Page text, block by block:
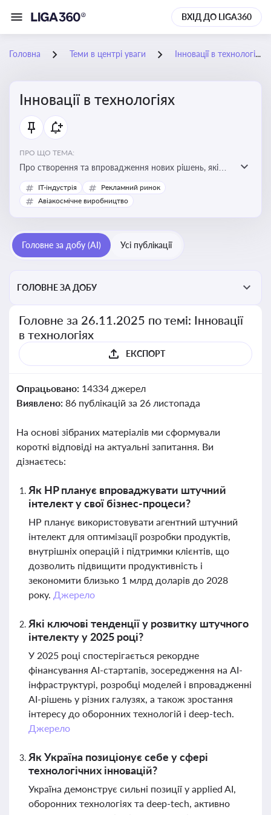
ВХІД ДО LIGA360
Головна Теми в центрі уваги Інновації в технологіях
Інновації в технологіях
ПРО ЩО ТЕМА:
Про створення та впровадження нових рішень, які
покращують ефективність, функціональність або
можливості технологічних продуктів і процесів.
IT-індустрія
Рекламний ринок
Авіакосмічне виробництво
Головне за добу (AI) Усі публікації
ГОЛОВНЕ ЗА ДОБУ
Головне за 26.11.2025 по темі: Інновації
в технологіях
ЕКСПОРТ
Опрацьовано: 14334 джерел
Виявлено: 86 публікацій за 26 листопада
На основі зібраних матеріалів ми сформували
короткі відповіді на актуальні запитання. Ви
дізнаєтесь:
Як HP планує впроваджувати штучний
інтелект у свої бізнес-процеси?
HP планує використовувати агентний штучний
інтелект для оптимізації розробки продуктів,
внутрішніх операцій і підтримки клієнтів, що
дозволить підвищити продуктивність і
зекономити близько 1 млрд доларів до 2028
року. Джерело
Які ключові тенденції у розвитку штучного
інтелекту у 2025 році?
У 2025 році спостерігається рекордне
фінансування AI-стартапів, зосередження на AI-
інфраструктурі, розробці моделей і впровадженні
AI-рішень у різних галузях, а також зростання
інтересу до оборонних технологій і deep-tech.
Джерело
Як Україна позиціонує себе у сфері
технологічних інновацій?
Україна демонструє сильні позиції у applied AI,
оборонних технологіях та deep-tech, активно